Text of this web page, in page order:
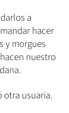
a
hacer
y morgues
nuestro
otra usuaria.